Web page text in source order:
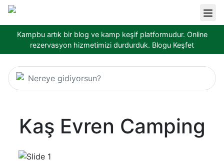
Kampbu artık bir blog ve kamp keşif platformudur. Online
rezervasyon hizmetimizi durdurduk. Blogu Keşfet
Nereye gidiyorsun?
Kaş Evren Camping